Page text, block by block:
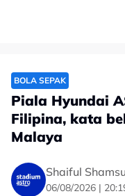
BOLA SEPAK
Piala Hyundai
Filipina, kata
Malaya
Shaiful
06/08/2026 |